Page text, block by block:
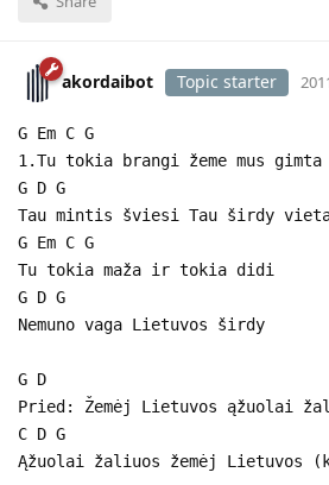
akordaibot Topic starter
G Em C G
1.Tu tokia brangi žeme mus gimta
G D G
Tau mintis šviesi Tau širdy
G Em C G
Tu tokia maža ir tokia didi
G D G
Nemuno vaga Lietuvos širdy
G D
Pried: Žemėj Lietuvos ąžuolai
C D G
Ąžuolai žaliuos žemėj Lietuvos